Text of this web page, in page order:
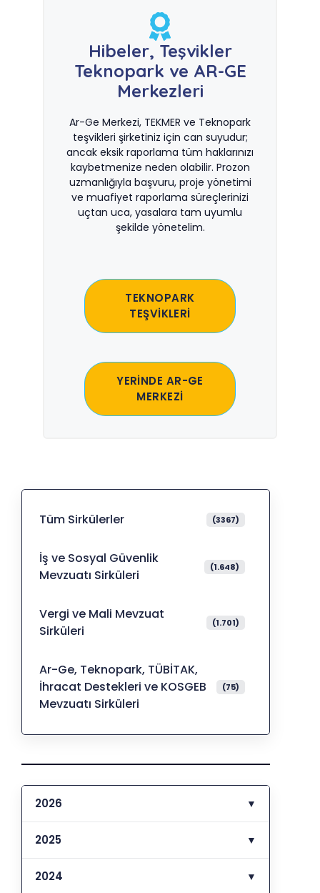
Hibeler, Teşvikler
Teknopark ve AR-GE
Merkezleri
Ar-Ge Merkezi, TEKMER ve Teknopark
teşvikleri şirketiniz için can suyudur;
ancak eksik raporlama tüm haklarınızı
kaybetmenize neden olabilir. Prozon
uzmanlığıyla başvuru, proje yönetimi
ve muafiyet raporlama süreçlerinizi
uçtan uca, yasalara tam uyumlu
şekilde yönetelim.
TEKNOPARK
TEŞVİKLERİ
YERİNDE AR-GE
MERKEZİ
Tüm Sirkülerler (3367)
İş ve Sosyal Güvenlik
Mevzuatı Sirküleri
(1.648)
Vergi ve Mali Mevzuat
Sirküleri
(1.701)
Ar-Ge, Teknopark, TÜBİTAK,
İhracat Destekleri ve KOSGEB
Mevzuatı Sirküleri
(75)
2026 ▼
2025 ▼
2024 ▼